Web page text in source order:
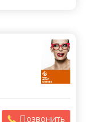
Позвонить